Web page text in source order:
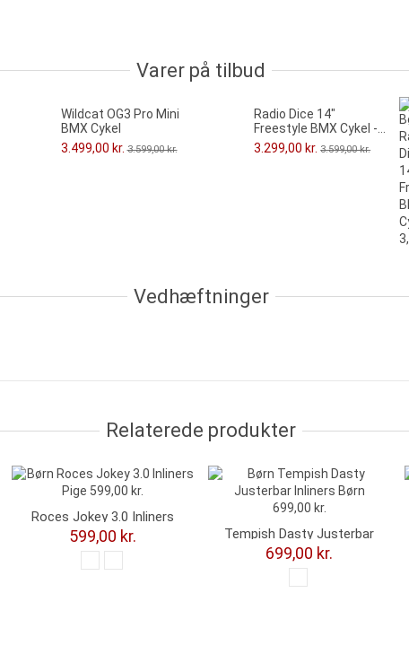
Varer på tilbud
Wildcat OG3 Pro Mini
BMX Cykel
3.499,00 kr. 3.599,00 kr.
Radio Dice 14"
Freestyle BMX Cykel -...
3.299,00 kr. 3.599,00 kr.
Vedhæftninger
Relaterede produkter
Roces Jokey 3.0 Inliners
Pige
599,00 kr.
Tempish Dasty Justerbar
Inliners Børn - Sort
699,00 kr.